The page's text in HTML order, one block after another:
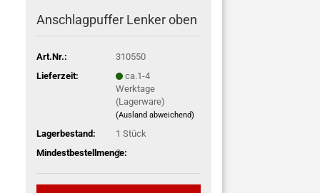
Anschlagpuffer Lenker oben
Art.Nr.:
310550
Lieferzeit:
ca.1-4
Werktage
(Lagerware)
(Ausland abweichend)
Lagerbestand: 1 Stück
Mindestbestellmenge:
2